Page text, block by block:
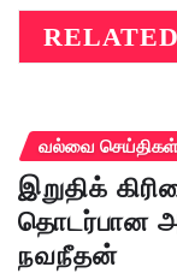
வல்வை செய்திகள்
இறுதிக்
தொடர்பான
நவநீதன்